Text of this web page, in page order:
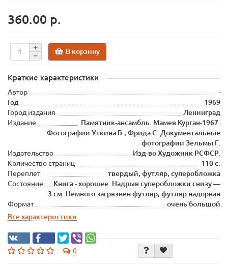
360.00 р.
В корзину
Краткие характеристики
Автор
-
Год
1969
Город издания
Ленинград
Издание
Памятник-ансамбль. Мамев Курган-1967.
Фотографии Уткина Б., Фрида С. Документальные
фотографии Зельмы Г.
Издательство
Изд-во Художник РСФСР.
Количество страниц
110 с.
Переплет
твердый, футляр, суперобложка
Состояние
Книга - хорошее. Надрыв суперобложки снизу —
3 см. Немного загрязнен футляр, футляр надорван
Формат
очень большой
Все характеристики
0